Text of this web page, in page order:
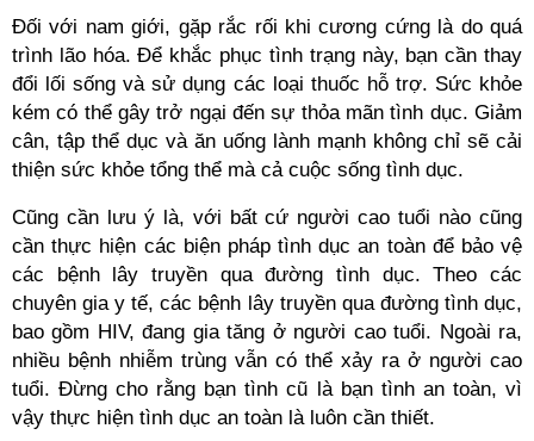
Đối với nam giới, gặp rắc rối khi cương cứng là do quá
trình lão hóa. Để khắc phục tình trạng này, bạn cần thay
đổi lối sống và sử dụng các loại thuốc hỗ trợ. Sức khỏe
kém có thể gây trở ngại đến sự thỏa mãn tình dục. Giảm
cân, tập thể dục và ăn uống lành mạnh không chỉ sẽ cải
thiện sức khỏe tổng thể mà cả cuộc sống tình dục.
Cũng cần lưu ý là, với bất cứ người cao tuổi nào cũng
cần thực hiện các biện pháp tình dục an toàn để bảo vệ
các bệnh lây truyền qua đường tình dục. Theo các
chuyên gia y tế, các bệnh lây truyền qua đường tình dục,
bao gồm HIV, đang gia tăng ở người cao tuổi. Ngoài ra,
nhiều bệnh nhiễm trùng vẫn có thể xảy ra ở người cao
tuổi. Đừng cho rằng bạn tình cũ là bạn tình an toàn, vì
vậy thực hiện tình dục an toàn là luôn cần thiết.